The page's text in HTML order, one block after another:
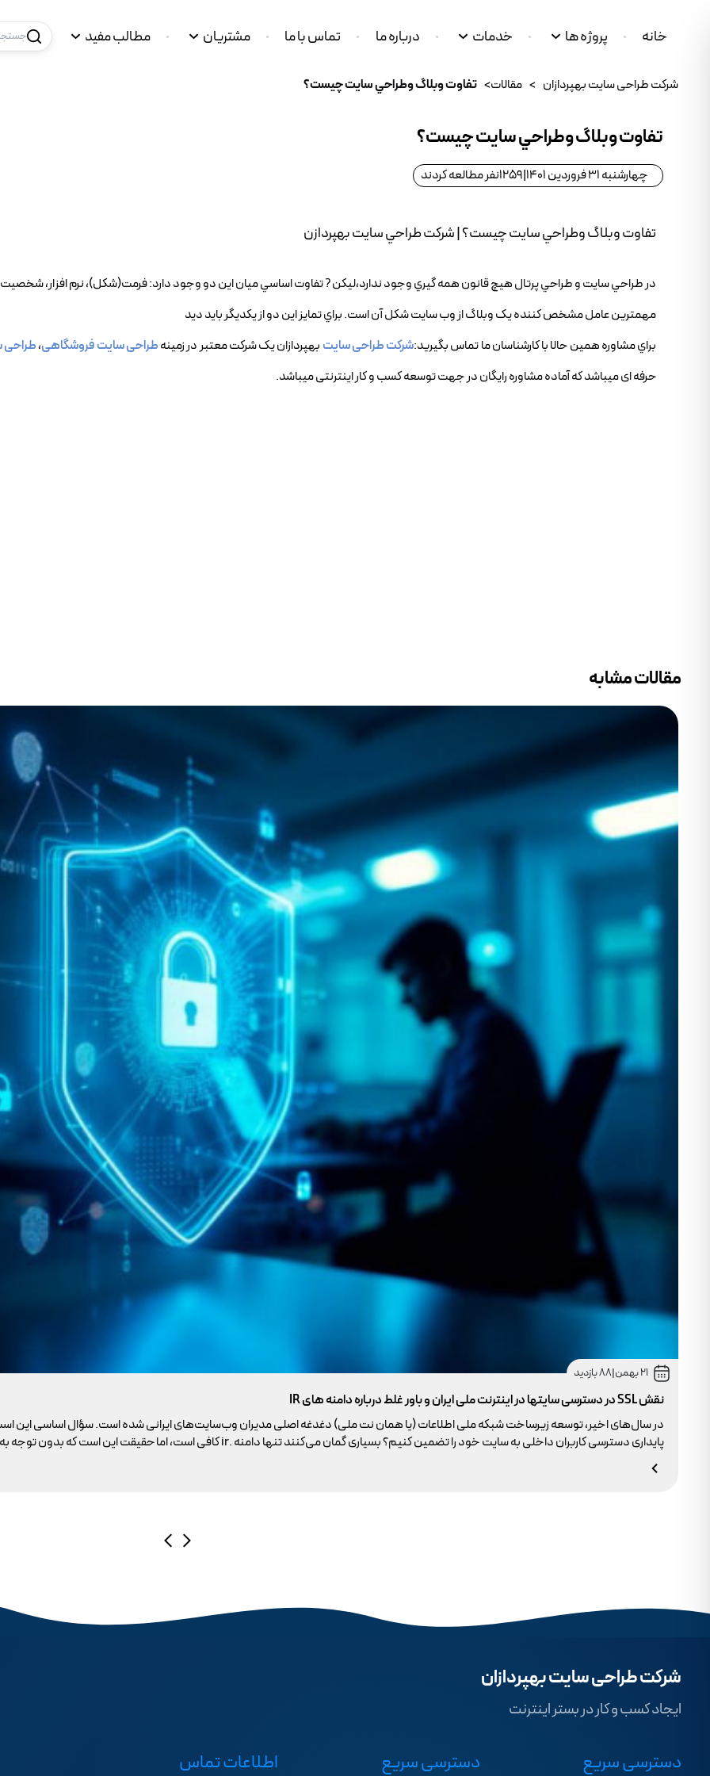
خانه پروژه ها خدمات درباره ما تماس با ما مشتریان مطالب مفید
شرکت طراحی سایت بهپردازان > مقالات> تفاوت وبلاگ وطراحي سايت چيست؟
تفاوت وبلاگ وطراحي سايت چيست؟
چهارشنبه 31 فروردین 1401 |
1259نفر مطالعه کردند
تفاوت وبلاگ وطراحي سايت چيست؟ | شرکت طراحي سايت بهپردازن
در طراحي سايت و طراحي پرتال هيچ قانون همه گيري وجود ندارد،ليکن ? تفاوت اساسي ميان اين دو وجود دارد: فرمت(شکل)، نرم افزار،
مهمترين عامل مشخص کننده يک وبلاگ از وب سايت شکل آن است. براي تمايز اين دو از يکديگر بايد ديد
براي مشاوره همين حالا با کارشناسان ما تماس بگيريد:شرکت طراحی سایت بهپردازان یک شرکت معتبر در زمینهطراحی سایت فروشگاهی،طراحی
حرفه ای میباشد که آماده مشاوره رایگان در جهت توسعه کسب و کار اینترنتی میباشد.
مقالات مشابه
21 بهمن |88 بازدید
نقش SSL در دسترسی سایتها در اینترنت ملی ایران و باور غلط درباره دامنه های IR
در سال‌های اخیر، توسعه زیرساخت شبکه ملی اطلاعات (یا همان نت ملی) دغدغه اصلی مدیران وب‌سایت‌های ایرانی شده است. سؤال اساسی این
وجود ندارد.
شرکت طراحی سایت بهپردازان
ایجاد کسب و کار در بستر اینترنت
دسترسی سریع دسترسی سریع اطلاعات تماس